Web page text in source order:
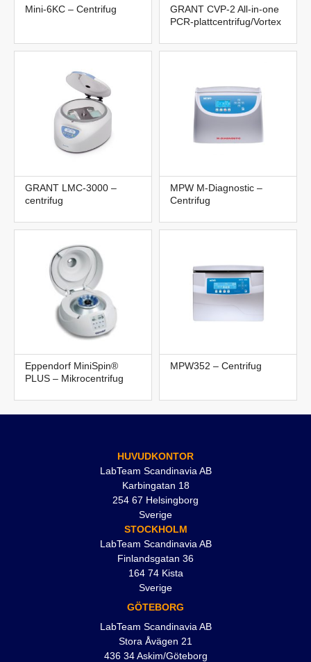
Mini-6KC – Centrifug
GRANT CVP-2 All-in-one
PCR-plattcentrifug/Vortex
GRANT LMC-3000 –
centrifug
MPW M-Diagnostic –
Centrifug
Eppendorf MiniSpin®
PLUS – Mikrocentrifug
MPW352 – Centrifug
HUVUDKONTOR
LabTeam Scandinavia AB
Karbingatan 18
254 67 Helsingborg
Sverige
STOCKHOLM
LabTeam Scandinavia AB
Finlandsgatan 36
164 74 Kista
Sverige
GÖTEBORG
LabTeam Scandinavia AB
Stora Åvägen 21
436 34 Askim/Göteborg